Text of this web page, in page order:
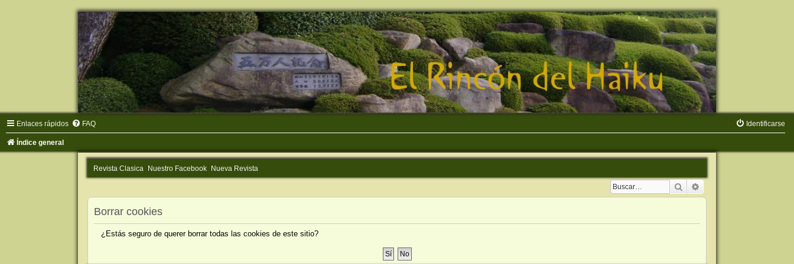
Enlaces rápidos FAQ Identificarse
Índice general
Revista Clasica Nuestro Facebook Nueva Revista
Buscar
Borrar cookies
¿Estás seguro de querer borrar todas las cookies de este sitio?